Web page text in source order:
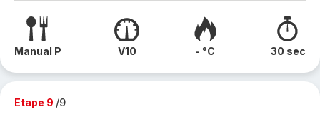
Manual P V10 - °C 30 sec
Etape 9 /9